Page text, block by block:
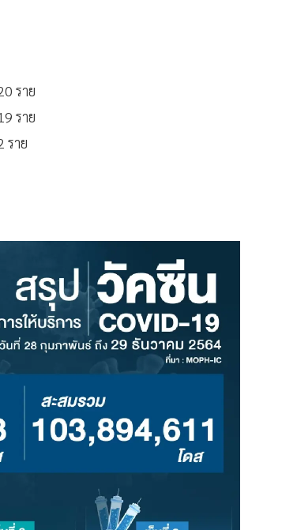
ราย
ราย
ราย